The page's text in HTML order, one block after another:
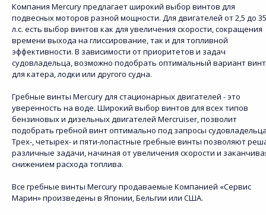
Компания Mercury предлагает широкий выбор винтов для
подвесных моторов разной мощности. Для двигателей от 2,5 до
л.с. есть выбор винтов как для увеличения скорости, сокращения
времени выхода на глиссирование, так и для топливной
эффективности. В зависимости от приоритетов и задач
судовладельца, возможно подобрать оптимальный вариант
для катера, лодки или другого судна.
Гребные винты Mercury для стационарных двигателей - это
уверенность на воде. Широкий выбор винтов для всех типов
бензиновых и дизельных двигателей Mercruiser, позволит
подобрать гребной винт оптимально под запросы
Трех-, четырех- и пяти-лопастные гребные винты позволяют
различные задачи, начиная от увеличения скорости и
снижением расхода топлива.
Все гребные винты Mercury продаваемые Компанией «Сервис
Марин» произведены в Японии, Бельгии или США.